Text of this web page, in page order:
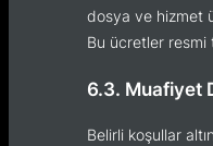
dosya ve hizmet
Bu ücretler resmi
6.3. Muafiyet
Belirli koşullar